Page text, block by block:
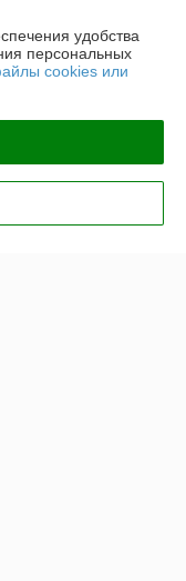
удобства
персональных
cookies или